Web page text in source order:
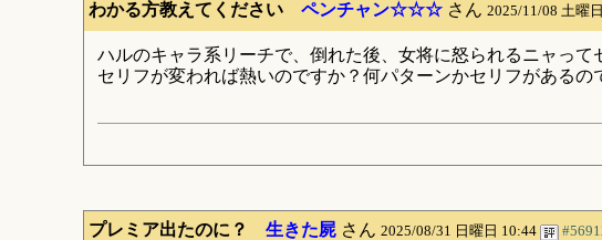
わかる方教えてください ペンチャン☆☆☆さん 2025/11/08 土曜
ハルのキャラ系リーチで、倒れた後、女将に怒られるニャっ
セリフが変われば熱いのですか？何パターンかセリフがあるの
プレミア出たのに？ 生きた屍さん 2025/08/31 日曜日 10:44